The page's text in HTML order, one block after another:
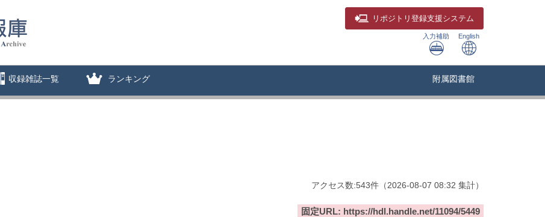
リポジトリ 登録支援システム
入力補助 English
収録雑誌一覧 ランキング 附属図書館
アクセス数:543件 （2026-08-07 08:32 集計）
固定URL: https://hdl.handle.net/11094/5449